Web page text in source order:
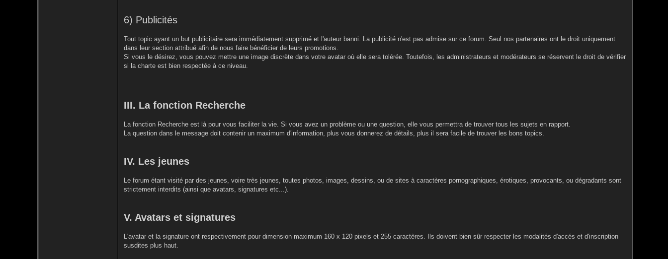
6) Publicités
Tout topic ayant un but publicitaire sera immédiatement supprimé et l'auteur banni. La publicité n'est pas admise sur ce forum. Seul nos partenaires ont le droit uniquement
dans leur section attribué afin de nous faire bénéficier de leurs promotions.
Si vous le désirez, vous pouvez mettre une image discrète dans votre avatar où elle sera tolérée. Toutefois, les administrateurs et modérateurs se réservent le droit de vérifier
si la charte est bien respectée à ce niveau.
III. La fonction Recherche
La fonction Recherche est là pour vous faciliter la vie. Si vous avez un problème ou une question, elle vous permettra de trouver tous les sujets en rapport.
La question dans le message doit contenir un maximum d'information, plus vous donnerez de détails, plus il sera facile de trouver les bons topics.
IV. Les jeunes
Le forum étant visité par des jeunes, voire très jeunes, toutes photos, images, dessins, ou de sites à caractères pornographiques, érotiques, provocants, ou dégradants sont
strictement interdits (ainsi que avatars, signatures etc...).
V. Avatars et signatures
L'avatar et la signature ont respectivement pour dimension maximum 160 x 120 pixels et 255 caractères. Ils doivent bien sûr respecter les modalités d'accés et d'inscription
susdites plus haut.